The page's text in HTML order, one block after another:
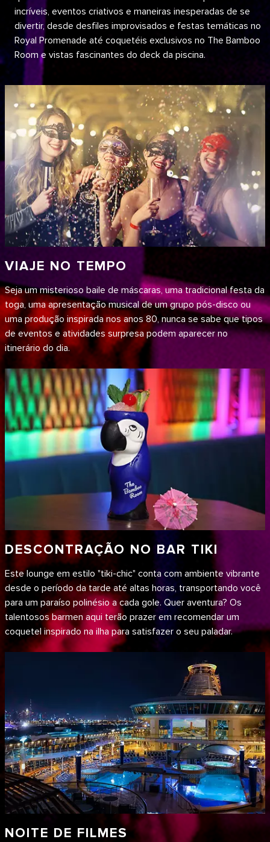
incríveis, eventos criativos e maneiras inesperadas de se
divertir, desde desfiles improvisados e festas temáticas no
Royal Promenade até coquetéis exclusivos no The Bamboo
Room e vistas fascinantes do deck da piscina.
VIAJE NO TEMPO
Seja um misterioso baile de máscaras, uma tradicional festa da
toga, uma apresentação musical de um grupo pós-disco ou
uma produção inspirada nos anos 80, nunca se sabe que tipos
de eventos e atividades surpresa podem aparecer no
itinerário do dia.
DESCONTRAÇÃO NO BAR TIKI
Este lounge em estilo "tiki-chic" conta com ambiente vibrante
desde o período da tarde até altas horas, transportando você
para um paraíso polinésio a cada gole. Quer aventura? Os
talentosos barmen aqui terão prazer em recomendar um
coquetel inspirado na ilha para satisfazer o seu paladar.
NOITE DE FILMES